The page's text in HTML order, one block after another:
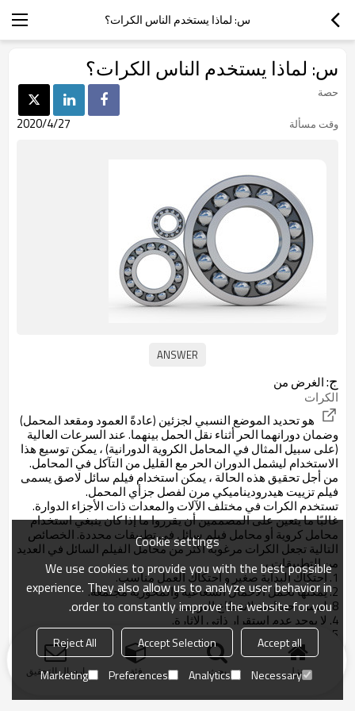
س: لماذا يستخدم الناس الكرات؟
س: لماذا يستخدم الناس الكرات؟
حصة
وقت مسألة
2020/4/27
ج:الغرض من
الكرات
هو تحديد الموضع النسبي لجزئين (عادةً العمود ومقعد المحمل)
وضمان دورانهما الحر أثناء نقل الحمل بينهما. عند السرعات العالية
(على سبيل المثال في المحامل الكروية الدورانية) ، يمكن توسيع هذا
الاستخدام ليشمل الدوران الحر مع القليل من التآكل في المحامل.
من أجل تحقيق هذه الحالة ، يمكن استخدام فيلم سائل لاصق يسمى
فيلم تزييت هيدروديناميكي مرن لفصل جزأي المحمل.
تستخدم الكرات في مختلف الآلات والمعدات ذات الأجزاء الدوارة.
غالبًا ما يتعين على المصممين أن يقرروا ما إذا كان ينبغي استخدام
محامل كروية أو محامل فيلم سائل في تطبيقات محددة. الخصائص
التالية تجعل الكرات مرغوبة أكثر من محامل الفيلم السائل في العديد
من التطبيقات ،
1. احتكاك البداية صغير و احتكاك العمل مناسب.
2. يمكنها تحمل الأحمال الشعاعية والمحورية مجتمعة.
8. ليست حساسة لانقطاع التزييت.
4. لا يوجد عدم استقرار ذاتي الإثارة.
5. إن البداية بدرجة حرارة منخفضة سهلة.
منزل بحث فئة ارسال التحقيق
Cookie settings
We use cookies to provide you with the best possible
experience. They also allow us to analyze user behavior in
order to constantly improve the website for you.
Accept all
Accept Selection
Reject All
Necessary
Analytics
Preferences
Marketing